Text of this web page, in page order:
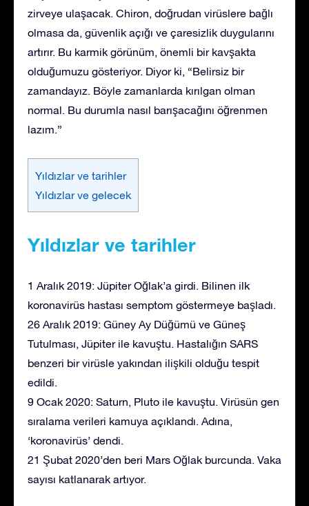
zirveye ulaşacak. Chiron, doğrudan virüslere bağlı
olmasa da, güvenlik açığı ve çaresizlik duygularını
artırır. Bu karmik görünüm, önemli bir kavşakta
olduğumuzu gösteriyor. Diyor ki, “Belirsiz bir
zamandayız. Böyle zamanlarda kırılgan olman
normal. Bu durumla nasıl barışacağını öğrenmen
lazım.”
Yıldızlar ve tarihler
Yıldızlar ve gelecek
Yıldızlar ve tarihler
1 Aralık 2019: Jüpiter Oğlak’a girdi. Bilinen ilk
koronavirüs hastası semptom göstermeye başladı.
26 Aralık 2019: Güney Ay Düğümü ve Güneş
Tutulması, Jüpiter ile kavuştu. Hastalığın SARS
benzeri bir virüsle yakından ilişkili olduğu tespit
edildi.
9 Ocak 2020: Saturn, Pluto ile kavuştu. Virüsün gen
sıralama verileri kamuya açıklandı. Adına,
‘koronavirüs’ dendi.
21 Şubat 2020’den beri Mars Oğlak burcunda. Vaka
sayısı katlanarak artıyor.